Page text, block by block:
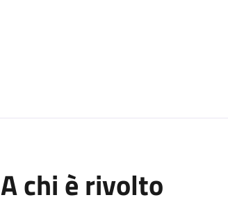
A chi è rivolto